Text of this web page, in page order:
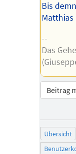
Bis
Matthias
--
Das
Beitrag
Übersicht